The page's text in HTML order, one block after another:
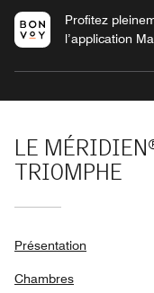
Profitez
l’application
LE
TRIOMPHE
Présentation
Chambres